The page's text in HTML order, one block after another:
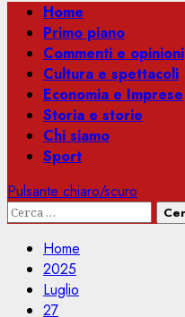
Menu
principale
Home
Primo piano
Commenti e opinioni
Cultura e spettacoli
Economia e Imprese
Storia e storie
Chi siamo
Sport
Pulsante chiaro/scuro
Ricerca
Home
2025
Luglio
27